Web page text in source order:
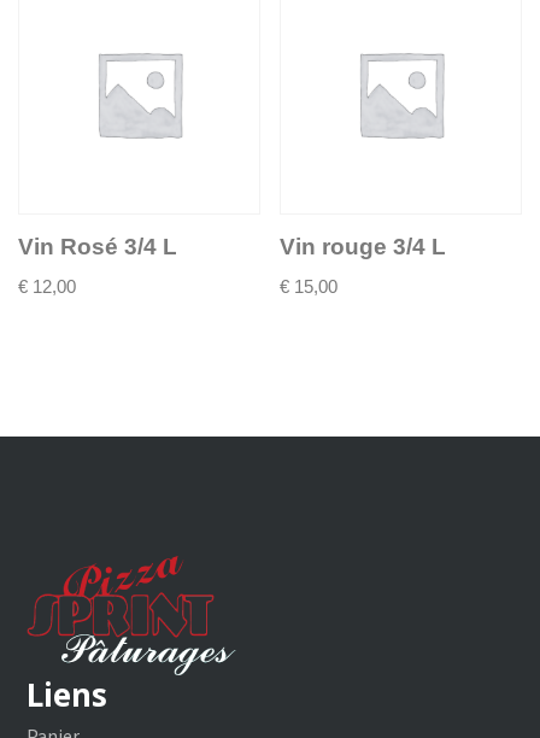
Vin Rosé 3/4 L
€ 12,00
Vin rouge 3/4 L
€ 15,00
Liens